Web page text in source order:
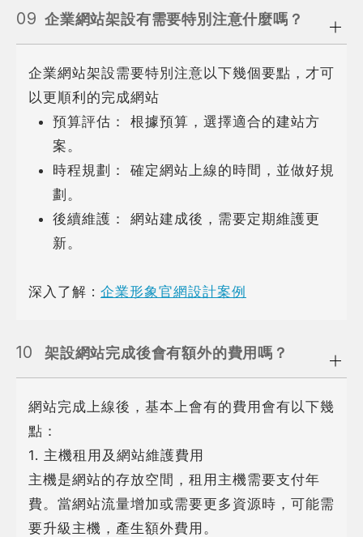
09 企業網站架設有需要特別注意什麼嗎？
企業網站架設需要特別注意以下幾個要點，才可
以更順利的完成網站
預算評估： 根據預算，選擇適合的建站方
案。
時程規劃： 確定網站上線的時間，並做好規
劃。
後續維護： 網站建成後，需要定期維護更
新。
深入了解 : 企業形象官網設計案例
10 架設網站完成後會有額外的費用嗎？
網站完成上線後，基本上會有的費用會有以下幾
點：
1. 主機租用及網站維護費用
主機是網站的存放空間，租用主機需要支付年
費。當網站流量增加或需要更多資源時，可能需
要升級主機，產生額外費用。